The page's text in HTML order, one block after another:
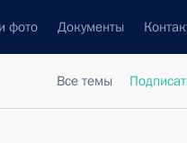
фото Документы
Все темы